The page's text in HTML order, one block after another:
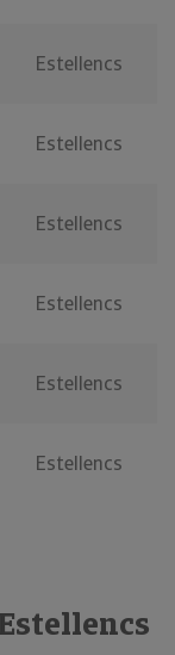
Estellencs
Estellencs
Estellencs
Estellencs
Estellencs
Estellencs